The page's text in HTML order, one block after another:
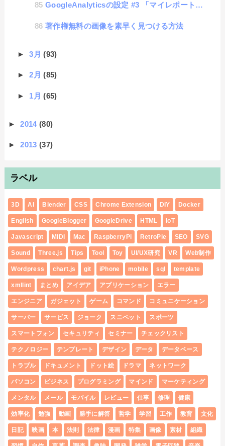
GoogleAnalyticsの設定 #3 「マイレポートを登録しよう」
著作権無料の画像を素早く見つける方法
►3月(93)
►2月(85)
► 1月(65)
►2014(80)
►2013(37)
ラベル
3D AI Blender CSS Chrome Extension DIY Docker
English GoogleBlogger GoogleDrive HTML IoT
Javascript MIDI Mac RaspberryPi RetroPie SEO SVG
Sound Three.js Tips Tool Toy UI/UX研究 VR Web制作
Wordpress chart.js git iPhone mobile sql template
xmllint まとめ アイデア アプリケーション エラー
エンジニア ガジェット ゲーム コマンド コミュニケーション
サーバー サービス ジョーク スニペット スポーツ
スマートフォン セキュリティ セミナー チェックリスト
テクノロジー テンプレート デザイン データ データベース
トラブル ドキュメント ドット絵 ドラマ ネットワーク
パソコン ビジネス プログラミング マインド マーケティング
メンタル メール モバイル レビュー 仕事 修理 健康
効率化 勉強 動画 勝手に解答 哲学 学習 工作 教育 文化
日記 映画 本 法則 法律 漫画 特集 画像 素材 組織